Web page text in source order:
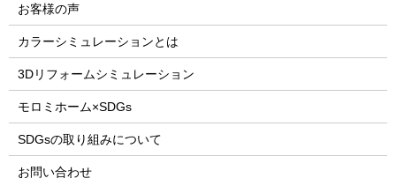
お客様の声
カラーシミュレーションとは
3Dリフォームシミュレーション
モロミホーム×SDGs
SDGsの取り組みについて
お問い合わせ